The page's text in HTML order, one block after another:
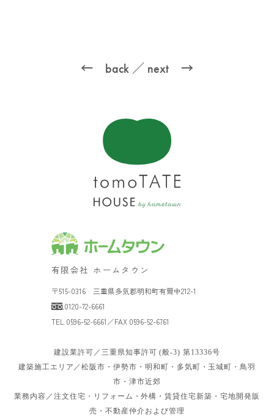
← back ／ next →
有限会社 ホームタウン
〒515-0316 三重県多気郡明和町有爾中212-1
0120-72-6661
TEL 0596-52-6661／FAX 0596-52-6761
建設業許可／三重県知事許可 (般-3) 第13336号
建築施工エリア／松阪市・伊勢市・明和町・多気町・玉城町・鳥羽
市・津市近郊
業務内容／注文住宅・リフォーム・外構・賃貸住宅新築・宅地開発販
売・不動産仲介および管理